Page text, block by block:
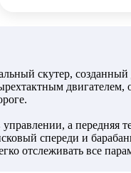
скутер,
двигателем,
а передняя
спереди и
отслеживать все